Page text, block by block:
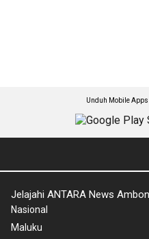
Unduh Mobile
Jelajahi ANTARA News
Nasional
Maluku